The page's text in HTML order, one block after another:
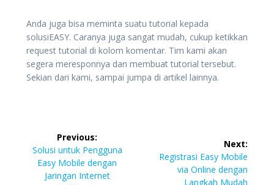
Anda juga bisa meminta suatu tutorial kepada
solusiEASY. Caranya juga sangat mudah, cukup ketikkan
request tutorial di kolom komentar. Tim kami akan
segera meresponnya dan membuat tutorial tersebut.
Sekian dari kami, sampai jumpa di artikel lainnya.
navigation
Previous:
Previous
post:
Solusi untuk Pengguna
Easy Mobile dengan
Jaringan Internet
Next:
Next
post:
Registrasi Easy Mobile
via Online dengan
Langkah Mudah